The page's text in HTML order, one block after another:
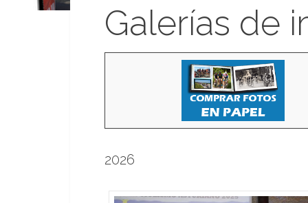
Galerías de
2026